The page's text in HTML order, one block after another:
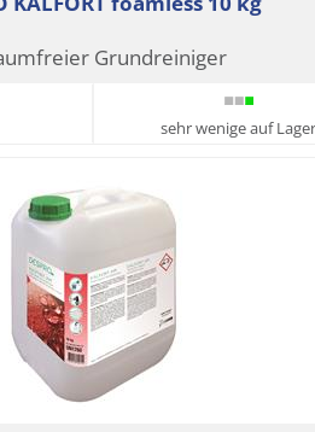
Grundreiniger
sehr wenige auf Lager